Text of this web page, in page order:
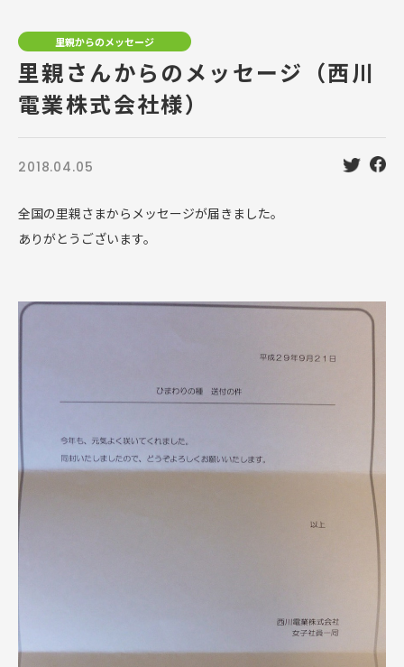
里親からのメッセージ
里親さんからのメッセージ（西川
電業株式会社様）
2018.04.05
全国の里親さまからメッセージが届きました。
ありがとうございます。